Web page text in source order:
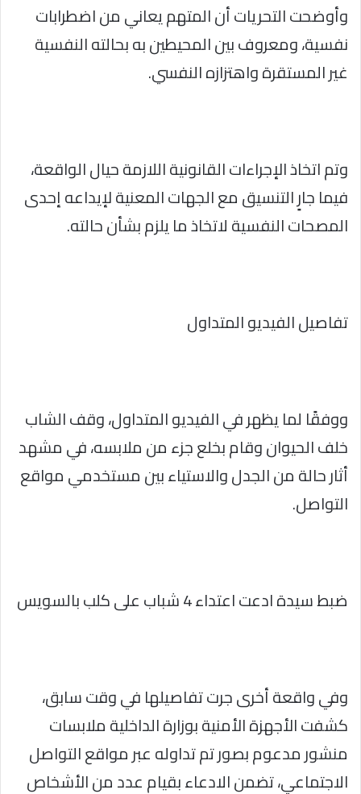
وأوضحت التحريات أن المتهم يعاني من اضطرابات
نفسية، ومعروف بين المحيطين به بحالته النفسية
غير المستقرة واهتزازه النفسي.
وتم اتخاذ الإجراءات القانونية اللازمة حيال الواقعة،
فيما جارٍ التنسيق مع الجهات المعنية لإيداعه إحدى
المصحات النفسية لاتخاذ ما يلزم بشأن حالته.
تفاصيل الفيديو المتداول
ووفقًا لما يظهر في الفيديو المتداول، وقف الشاب
خلف الحيوان وقام بخلع جزء من ملابسه، في مشهد
أثار حالة من الجدل والاستياء بين مستخدمي مواقع
التواصل.
ضبط سيدة ادعت اعتداء 4 شباب على كلب بالسويس
وفي واقعة أخرى جرت تفاصيلها في وقت سابق،
كشفت الأجهزة الأمنية بوزارة الداخلية ملابسات
منشور مدعوم بصور تم تداوله عبر مواقع التواصل
الاجتماعي، تضمن الادعاء بقيام عدد من الأشخاص